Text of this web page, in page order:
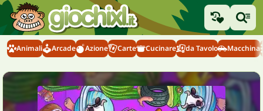
Animali Arcade Azione Carte Cucinare da Tavolo Macchina